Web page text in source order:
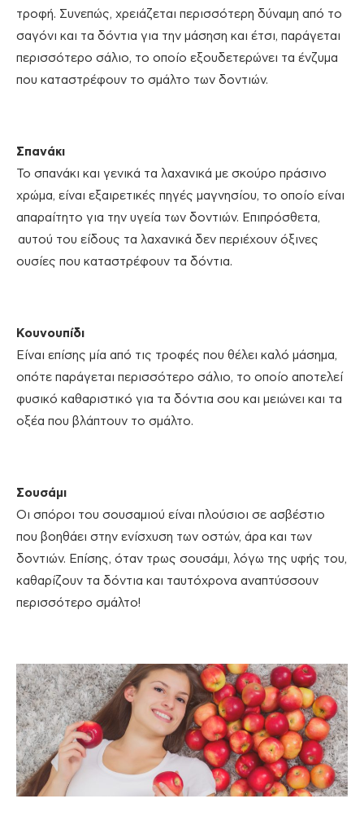
τροφή. Συνεπώς, χρειάζεται περισσότερη δύναμη από το
σαγόνι και τα δόντια για την μάσηση και έτσι, παράγεται
περισσότερο σάλιο, το οποίο εξουδετερώνει τα ένζυμα
που καταστρέφουν το σμάλτο των δοντιών.
Σπανάκι
Το σπανάκι και γενικά τα λαχανικά με σκούρο πράσινο
χρώμα, είναι εξαιρετικές πηγές μαγνησίου, το οποίο είναι
απαραίτητο για την υγεία των δοντιών. Επιπρόσθετα,
αυτού του είδους τα λαχανικά δεν περιέχουν όξινες
ουσίες που καταστρέφουν τα δόντια.
Κουνουπίδι
Είναι επίσης μία από τις τροφές που θέλει καλό μάσημα,
οπότε παράγεται περισσότερο σάλιο, το οποίο αποτελεί
φυσικό καθαριστικό για τα δόντια σου και μειώνει και τα
οξέα που βλάπτουν το σμάλτο.
Σουσάμι
Οι σπόροι του σουσαμιού είναι πλούσιοι σε ασβέστιο
που βοηθάει στην ενίσχυση των οστών, άρα και των
δοντιών. Επίσης, όταν τρως σουσάμι, λόγω της υφής του,
καθαρίζουν τα δόντια και ταυτόχρονα αναπτύσσουν
περισσότερο σμάλτο!